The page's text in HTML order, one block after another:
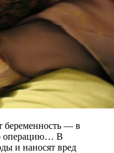
беременность — в
операцию… В
и наносят вред